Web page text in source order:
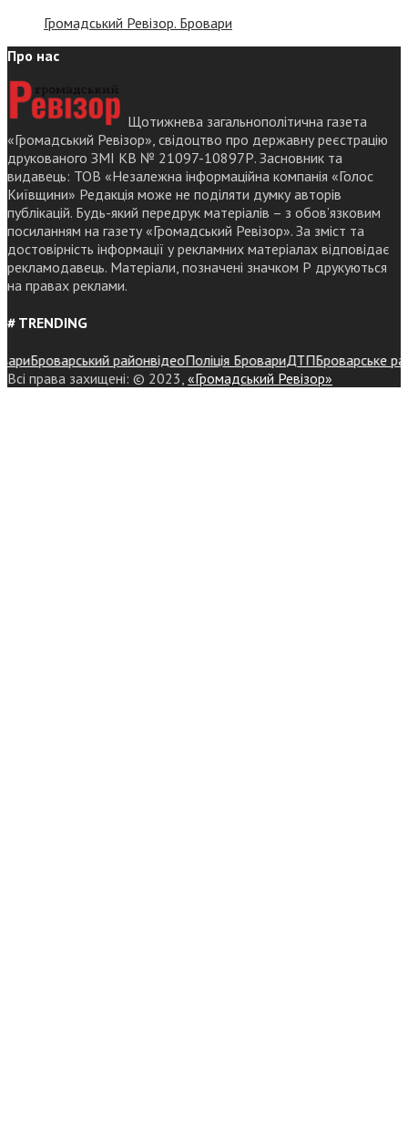
Громадський Ревізор. Бровари
Про нас
Щотижнева загальнополітична газета
«Громадський Ревізор», свідоцтво про державну реєстрацію
друкованого ЗМІ КВ № 21097-10897Р. Засновник та
видавець: ТОВ «Незалежна інформаційна компанія «Голос
Київщини» Редакція може не поділяти думку авторів
публікацій. Будь-який передрук матеріалів – з обов’язковим
посиланням на газету «Громадський Ревізор». За зміст та
достовірність інформації у рекламних матеріалах відповідає
рекламодавець. Матеріали, позначені значком Р друкуються
на правах реклами.
# TRENDING
Броварський районвідеоПоліція БровариДТПБроварське
Всі права захищені: © 2023, «Громадський Ревізор»